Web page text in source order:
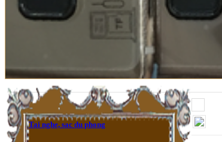
Tai nghe, sac du phong